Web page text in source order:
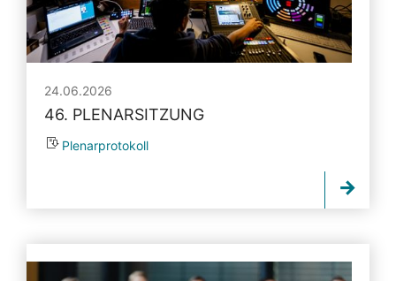
24.06.2026
46. PLENARSITZUNG
Plenarprotokoll